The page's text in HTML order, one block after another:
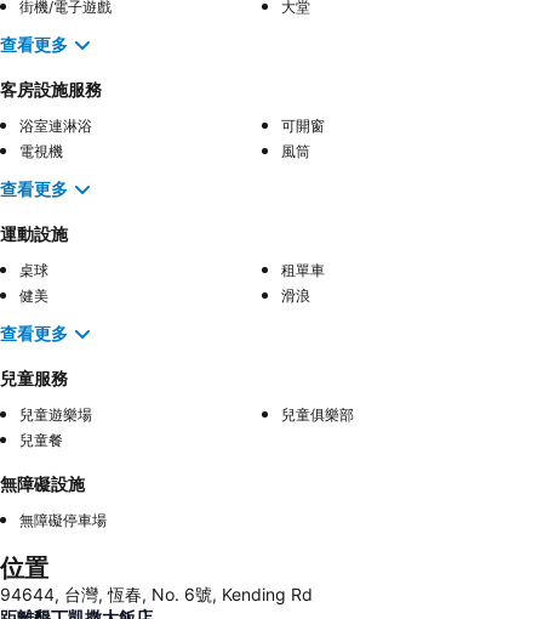
街機/電子遊戲 大堂
查看更多
客房設施服務
浴室連淋浴
可開窗
電視機
風筒
查看更多
運動設施
桌球
租單車
健美
滑浪
查看更多
兒童服務
兒童遊樂場
兒童俱樂部
兒童餐
無障礙設施
無障礙停車場
位置
94644, 台灣, 恆春, No. 6號, Kending Rd